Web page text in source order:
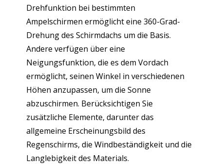
Drehfunktion bei bestimmten
Ampelschirmen ermöglicht eine 360-Grad-
Drehung des Schirmdachs um die Basis.
Andere verfügen über eine
Neigungsfunktion, die es dem Vordach
ermöglicht, seinen Winkel in verschiedenen
Höhen anzupassen, um die Sonne
abzuschirmen. Berücksichtigen Sie
zusätzliche Elemente, darunter das
allgemeine Erscheinungsbild des
Regenschirms, die Windbeständigkeit und die
Langlebigkeit des Materials.